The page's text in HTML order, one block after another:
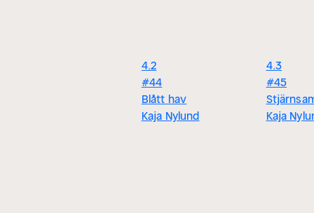
4.2
#44
Blått hav
Kaja Nylund
4.3
#45
Kaja